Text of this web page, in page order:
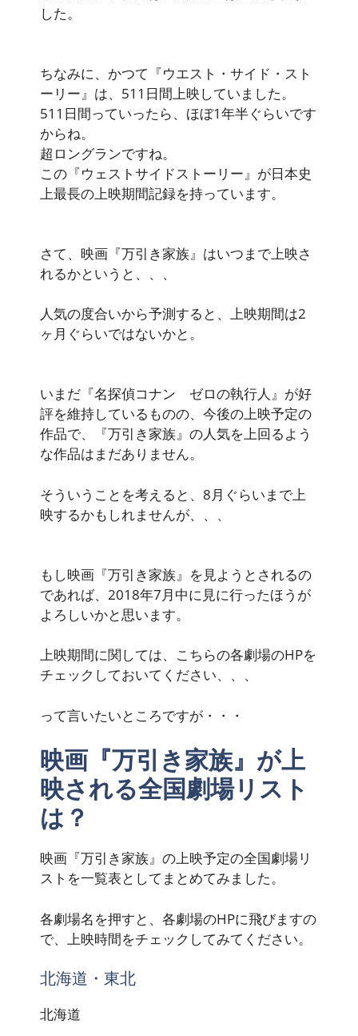
した。
ちなみに、かつて『ウエスト・サイド・スト
ーリー』は、511日間上映していました。
511日間っていったら、ほぼ1年半ぐらいです
からね。
超ロングランですね。
この『ウェストサイドストーリー』が日本史
上最長の上映期間記録を持っています。
さて、映画『万引き家族』はいつまで上映さ
れるかというと、、、
人気の度合いから予測すると、上映期間は2
ヶ月 ぐらいではないかと。
いまだ『名探偵コナン ゼロの執行人』が好
評を維持しているものの、今後の上映予定の
作品で、『万引き家族』の人気を上回るよう
な作品はまだありません。
そういうことを考えると、8月ぐらいまで上
映するかもしれませんが、、、
もし映画『万引き家族』を見ようとされるの
であれば、2018年7月中に見に行ったほうが
よろしいかと思います。
上映期間に関しては、こちらの各劇場のHPを
チェックしておいてください、、、
って言いたいところですが・・・
映画『万引き家族』が上
映される全国劇場リスト
は？
映画『万引き家族』の上映予定の全国劇場リ
ストを一覧表としてまとめてみました。
各劇場名を押すと、各劇場のHPに飛びますの
で、上映時間をチェックしてみてください。
北海道・東北
北海道